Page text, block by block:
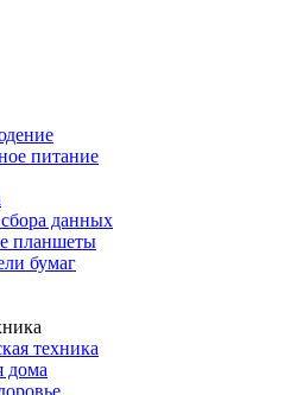
питание
данных
планшеты
бумаг
техника
дома